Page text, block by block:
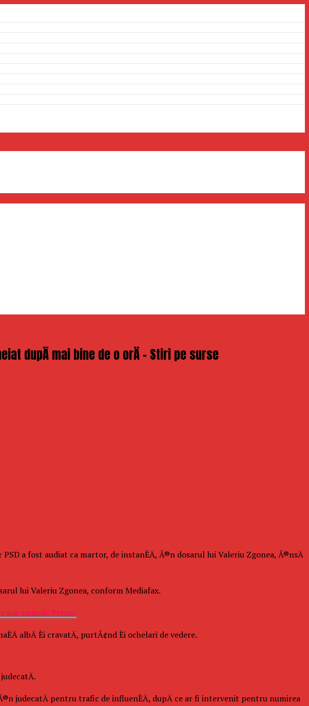
dupÄ mai bine de o orÄ – Stiri pe surse
a fost audiat ca martor, de instanÈÄ, Ã®n dosarul lui Valeriu Zgonea, Ã®nsÄ
lui Valeriu Zgonea, conform Mediafax.
sub numele Petrov
albÄ Èi cravatÄ, purtÃ¢nd Èi ochelari de vedere.
judecatÄ pentru trafic de influenÈÄ, dupÄ ce ar fi intervenit pentru numirea